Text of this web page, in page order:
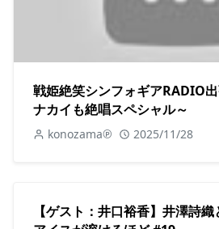
戦姫絶笑シンフォギアRADIO
ナカイも絶唱スペシャル～
konozama℗ 2025/11/28
【ゲスト：井口裕香】井澤詩